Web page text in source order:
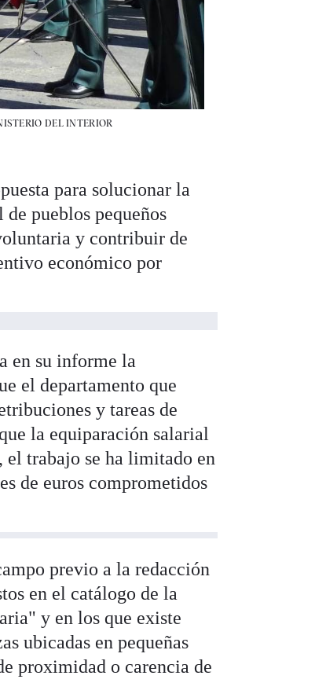
DEL INTERIOR
para solucionar la
pueblos pequeños
y contribuir de
económico por
en su informe la
el departamento que
y tareas de
la equiparación salarial
trabajo se ha limitado en
de euros comprometidos
previo a la redacción
en el catálogo de la
y en los que existe
ubicadas en pequeñas
proximidad o carencia de